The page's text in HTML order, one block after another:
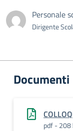
Personale
Dirigente
Documenti
pdf - 208